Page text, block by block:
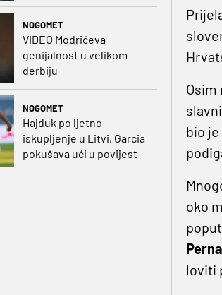
NOGOMET
VIDEO Modrićeva
genijalnost u velikom
derbiju
NOGOMET
Hajduk po ljetno
iskupljenje u Litvi, Garcia
pokušava ući u povijest
Osim
bio
oko
poput
loviti